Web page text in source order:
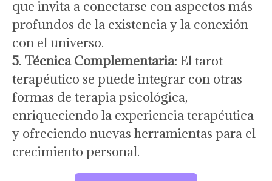
que invita a conectarse con aspectos más
profundos de la existencia y la conexión
con el universo.
5. Técnica Complementaria: El tarot
terapéutico se puede integrar con otras
formas de terapia psicológica,
enriqueciendo la experiencia terapéutica
y ofreciendo nuevas herramientas para el
crecimiento personal.